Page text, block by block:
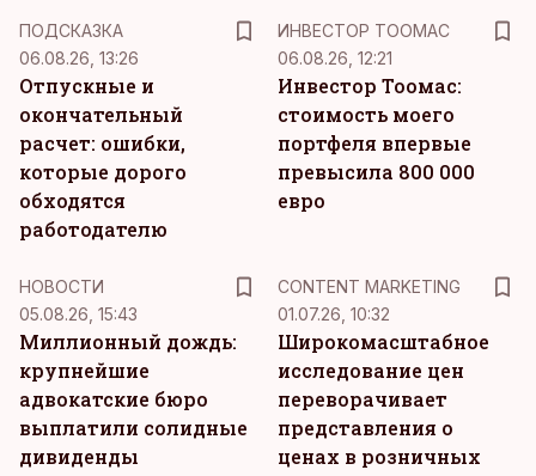
ПОДСКАЗКА
06.08.26, 13:26
Отпускные и
окончательный
расчет: ошибки,
которые дорого
обходятся
работодателю
ИНВЕСТОР ТООМАС
06.08.26, 12:21
Инвестор Тоомас:
стоимость моего
портфеля впервые
превысила 800 000
евро
НОВОСТИ
05.08.26, 15:43
Миллионный дождь:
крупнейшие
адвокатские бюро
выплатили солидные
дивиденды
CONTENT MARKETING
01.07.26, 10:32
Широкомасштабное
исследование цен
переворачивает
представления о
ценах в розничных